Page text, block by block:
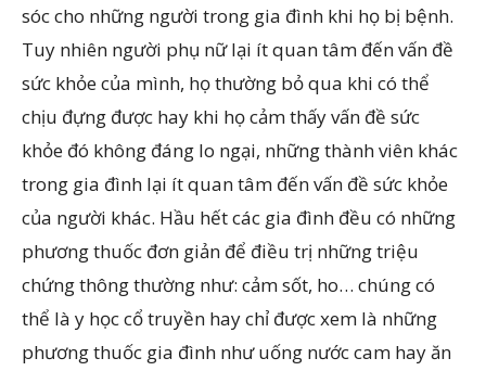
sóc cho những người trong gia đình khi họ bị bệnh.
Tuy nhiên người phụ nữ lại ít quan tâm đến vấn đề
sức khỏe của mình, họ thường bỏ qua khi có thể
chịu đựng được hay khi họ cảm thấy vấn đề sức
khỏe đó không đáng lo ngại, những thành viên khác
trong gia đình lại ít quan tâm đến vấn đề sức khỏe
của người khác. Hầu hết các gia đình đều có những
phương thuốc đơn giản để điều trị những triệu
chứng thông thường như: cảm sốt, ho… chúng có
thể là y học cổ truyền hay chỉ được xem là những
phương thuốc gia đình như uống nước cam hay ăn